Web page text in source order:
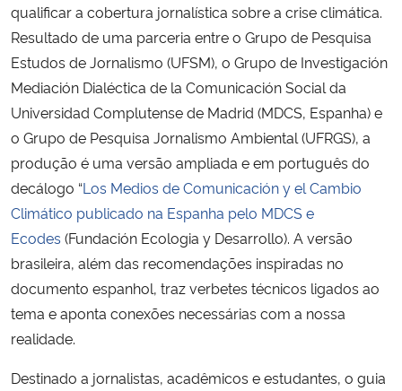
Ministério da Mulher, da Família e dos Direitos Humanos
Secretaria-Geral
Secretaria de Governo
Gabinete de Segurança Institucional
Advocacia-Geral da União
Banco Central do Brasil
Planalto
qualificar a cobertura jornalística sobre a crise climática.
Resultado de uma parceria entre o Grupo de Pesquisa
Estudos de Jornalismo (UFSM), o Grupo de Investigación
Mediación Dialéctica de la Comunicación Social da
Universidad Complutense de Madrid (MDCS, Espanha) e
o Grupo de Pesquisa Jornalismo Ambiental (UFRGS), a
produção é uma versão ampliada e em português do
decálogo “Los Medios de Comunicación y el Cambio
Climático publicado na Espanha pelo MDCS e
Ecodes (Fundación Ecologia y Desarrollo). A versão
brasileira, além das recomendações inspiradas no
documento espanhol, traz verbetes técnicos ligados ao
tema e aponta conexões necessárias com a nossa
realidade.
Destinado a jornalistas, acadêmicos e estudantes, o guia